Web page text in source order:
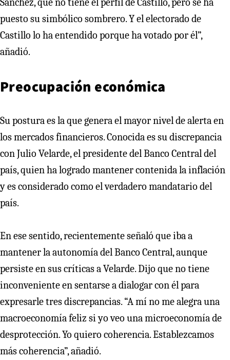
puesto su simbólico sombrero. Y el electorado de
Castillo lo ha entendido porque ha votado por él”,
añadió.
Preocupación económica
Su postura es la que genera el mayor nivel de alerta en
los mercados financieros. Conocida es su discrepancia
con Julio Velarde, el presidente del Banco Central del
país, quien ha logrado mantener contenida la inflación
y es considerado como el verdadero mandatario del
país.
En ese sentido, recientemente señaló que iba a
mantener la autonomía del Banco Central, aunque
persiste en sus críticas a Velarde. Dijo que no tiene
inconveniente en sentarse a dialogar con él para
expresarle tres discrepancias. “A mí no me alegra una
macroeconomía feliz si yo veo una microeconomía de
desprotección. Yo quiero coherencia. Establezcamos
más coherencia”, añadió.